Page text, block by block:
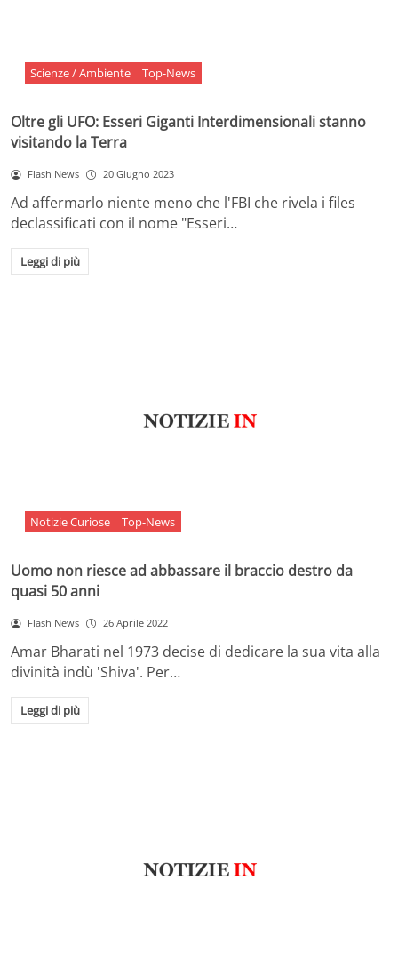
Scienze / Ambiente Top-News
Oltre gli UFO: Esseri Giganti Interdimensionali stanno
visitando la Terra
Flash News 20 Giugno 2023
Ad affermarlo niente meno che l'FBI che rivela i files
declassificati con il nome "Esseri…
Leggi di più
Notizie Curiose Top-News
Uomo non riesce ad abbassare il braccio destro da
quasi 50 anni
Flash News 26 Aprile 2022
Amar Bharati nel 1973 decise di dedicare la sua vita alla
divinità indù 'Shiva'. Per…
Leggi di più